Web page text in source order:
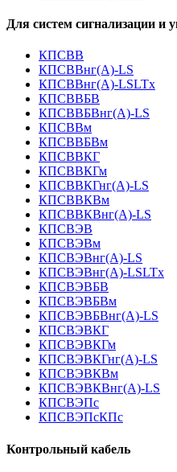
Для систем сигнализации и
КПСВВ
КПСВВнг(А)-LS
КПСВВнг(А)-LSLTx
КПСВВБВ
КПСВВБВнг(А)-LS
КПСВВм
КПСВВБВм
КПСВВКГ
КПСВВКГм
КПСВВКГнг(А)-LS
КПСВВКВм
КПСВВКВнг(А)-LS
КПСВЭВ
КПСВЭВм
КПСВЭВнг(А)-LS
КПСВЭВнг(А)-LSLTx
КПСВЭВБВ
КПСВЭВБВм
КПСВЭВБВнг(А)-LS
КПСВЭВКГ
КПСВЭВКГм
КПСВЭВКГнг(А)-LS
КПСВЭВКВм
КПСВЭВКВнг(А)-LS
КПСВЭПс
КПСВЭПсКПс
Контрольный кабель